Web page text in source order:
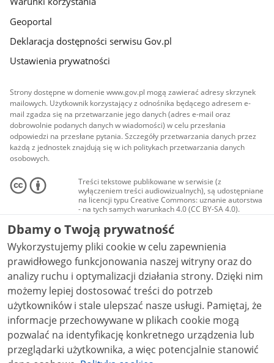
Geoportal
Deklaracja dostępności serwisu Gov.pl
Ustawienia prywatności
Strony dostępne w domenie www.gov.pl mogą zawierać adresy skrzynek
mailowych. Użytkownik korzystający z odnośnika będącego adresem e-
mail zgadza się na przetwarzanie jego danych (adres e-mail oraz
dobrowolnie podanych danych w wiadomości) w celu przesłania
odpowiedzi na przesłane pytania. Szczegóły przetwarzania danych przez
każdą z jednostek znajdują się w ich politykach przetwarzania danych
osobowych.
Treści tekstowe publikowane w serwisie (z
wyłączeniem treści audiowizualnych), są udostępniane
na licencji typu Creative Commons: uznanie autorstwa
- na tych samych warunkach 4.0 (CC BY-SA 4.0).
Materiały audiowizualne, w tym zdjęcia, materiały
audio i wideo, są udostępniane na licencji typu
Creative Commons: uznanie autorstwa użycie
niekomercyjne - bez utworów zależnych 4.0 (CC BY-
NC-ND 4.0), o ile nie jest to stwierdzone inaczej.
Dbamy o Twoją prywatność
Wykorzystujemy pliki cookie w celu zapewnienia
prawidłowego funkcjonowania naszej witryny oraz do
analizy ruchu i optymalizacji działania strony. Dzięki nim
możemy lepiej dostosować treści do potrzeb
użytkowników i stale ulepszać nasze usługi. Pamiętaj, że
informacje przechowywane w plikach cookie mogą
pozwalać na identyfikację konkretnego urządzenia lub
przeglądarki użytkownika, a więc potencjalnie stanowić